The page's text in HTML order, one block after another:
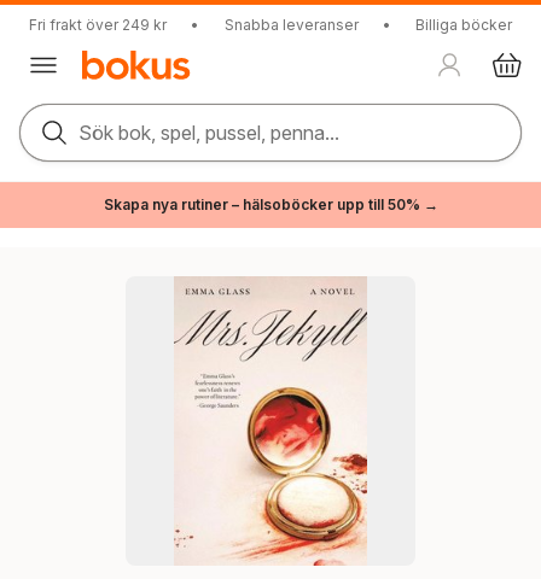
Fri frakt över 249 kr • Snabba leveranser • Billiga böcker
Sök bok, spel, pussel, penna...
Skapa nya rutiner – hälsoböcker upp till 50% →